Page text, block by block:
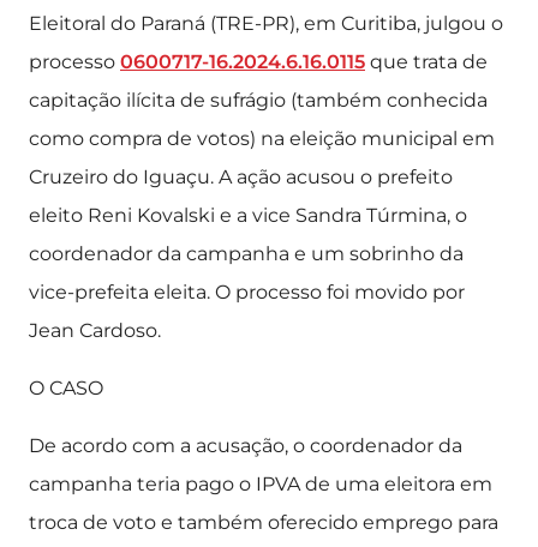
Eleitoral do Paraná (TRE-PR), em Curitiba, julgou o
processo 0600717-16.2024.6.16.0115 que trata de
capitação ilícita de sufrágio (também conhecida
como compra de votos) na eleição municipal em
Cruzeiro do Iguaçu. A ação acusou o prefeito
eleito Reni Kovalski e a vice Sandra Túrmina, o
coordenador da campanha e um sobrinho da
vice-prefeita eleita. O processo foi movido por
Jean Cardoso.
O CASO
De acordo com a acusação, o coordenador da
campanha teria pago o IPVA de uma eleitora em
troca de voto e também oferecido emprego para